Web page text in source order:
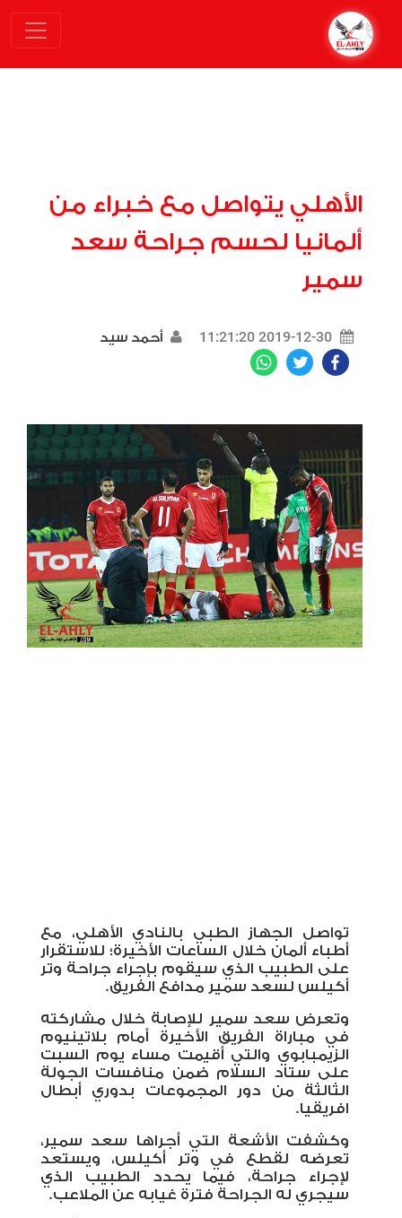
الأهلي يتواصل مع خبراء من
ألمانيا لحسم جراحة سعد
سمير
2019-12-30 11:21:20 أحمد سيد
Facebook
Twitter
تواصل الجهاز الطبي بالنادي الأهلي، مع
أطباء ألمان خلال الساعات الأخيرة؛ للاستقرار
على الطبيب الذي سيقوم بإجراء جراحة وتر
أكيلس لسعد سمير مدافع الفريق.
وتعرض سعد سمير للإصابة خلال مشاركته
في مباراة الفريق الأخيرة أمام بلاتينيوم
الزيمبابوي والتي أقيمت مساء يوم السبت
على ستاد السلام ضمن منافسات الجولة
الثالثة من دور المجموعات بدوري أبطال
افريقيا.
وكشفت الأشعة التي أجراها سعد سمير،
تعرضه لقطع في وتر أكيلس، ويستعد
لإجراء جراحة، فيما يحدد الطبيب الذي
سيجري له الجراحة فترة غيابه عن الملاعب.